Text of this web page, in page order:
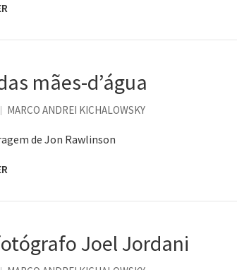
mães-d’água
MARCO ANDREI KICHALOWSKY
de Jon Rawlinson
Joel Jordani